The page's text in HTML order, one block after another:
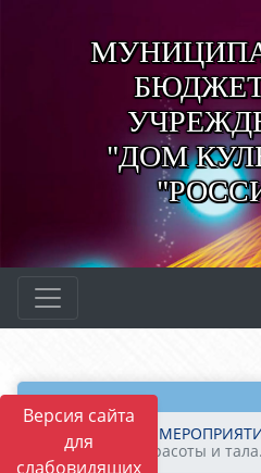
Версия сайта
для
слабовидящих
"ДОМ
Главная
Конкурс красоты и